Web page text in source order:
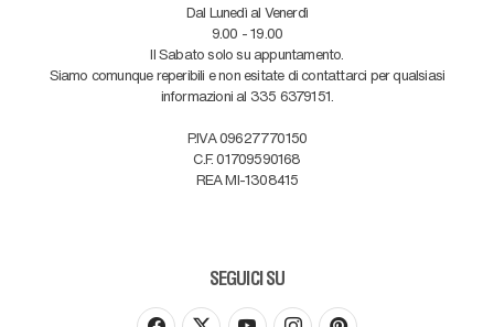
Dal Lunedì al Venerdì
9.00 - 19.00
Il Sabato solo su appuntamento.
Siamo comunque reperibili e non esitate di contattarci per qualsiasi
informazioni al 335 6379151.
P.IVA 09627770150
C.F. 01709590168
REA MI-1308415
SEGUICI SU